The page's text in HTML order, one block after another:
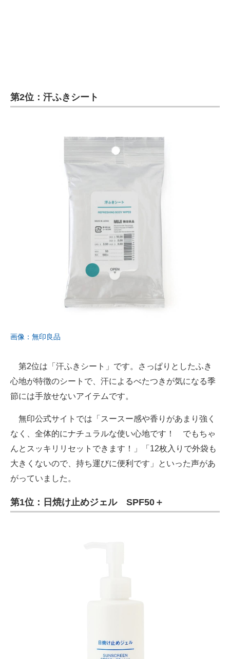
第2位：汗ふきシート
画像：無印良品
第2位は「汗ふきシート」です。さっぱりとしたふき
心地が特徴のシートで、汗によるべたつきが気になる季
節には手放せないアイテムです。
無印公式サイトでは「スースー感や香りがあまり強く
なく、全体的にナチュラルな使い心地です！ でもちゃ
んとスッキリリセットできます！」「12枚入りで外袋も
大きくないので、持ち運びに便利です」といった声があ
がっていました。
第1位：日焼け止めジェル SPF50＋